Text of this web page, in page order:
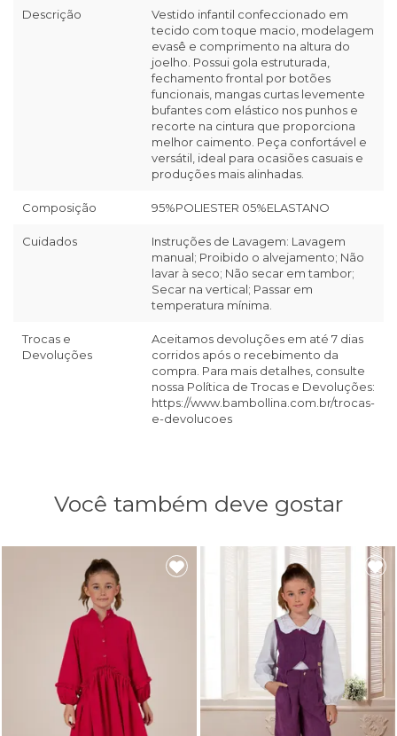
Descrição
Vestido infantil confeccionado em
tecido com toque macio, modelagem
evasê e comprimento na altura do
joelho. Possui gola estruturada,
fechamento frontal por botões
funcionais, mangas curtas levemente
bufantes com elástico nos punhos e
recorte na cintura que proporciona
melhor caimento. Peça confortável e
versátil, ideal para ocasiões casuais e
produções mais alinhadas.
Composição 95%POLIESTER 05%ELASTANO
Cuidados
Instruções de Lavagem: Lavagem
manual; Proibido o alvejamento; Não
lavar à seco; Não secar em tambor;
Secar na vertical; Passar em
temperatura mínima.
Trocas e
Devoluções
Aceitamos devoluções em até 7 dias
corridos após o recebimento da
compra. Para mais detalhes, consulte
nossa Política de Trocas e Devoluções:
https://www.bambollina.com.br/trocas-
e-devolucoes
Você também deve gostar